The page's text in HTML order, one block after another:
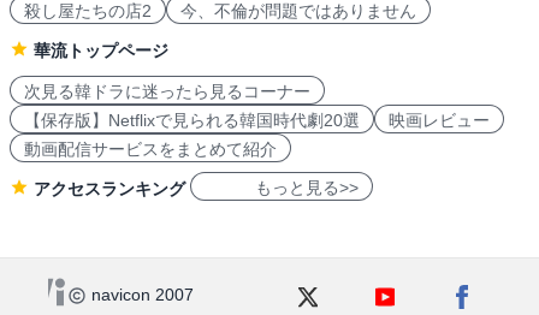
殺し屋たちの店2
今、不倫が問題ではありません
華流トップページ
次見る韓ドラに迷ったら見るコーナー
【保存版】Netflixで見られる韓国時代劇20選
映画レビュー
動画配信サービスをまとめて紹介
アクセスランキング もっと見る>>
navicon 2007